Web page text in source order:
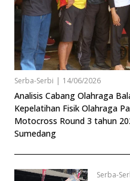
Serba-Serbi | 14/06/2026
Analisis Cabang Olahraga
Kepelatihan Fisik Olahraga
Motocross Round 3 tahun
Sumedang
Serba-